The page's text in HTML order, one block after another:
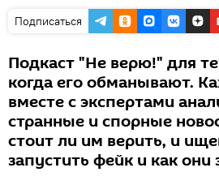
Подписаться
Подкаст "Не верю!" для
когда его обманывают.
вместе с экспертами
странные и спорные
стоит ли им верить, и
запустить фейк и как они